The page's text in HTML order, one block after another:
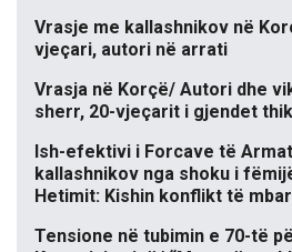
Vrasje me kallashnikov në
vjeçari, autori në arrati
Vrasja në Korçë/ Autori dhe
sherr, 20-vjeçarit i gjendet
Ish-efektivi i Forcave të
kallashnikov nga shoku i
Hetimit: Kishin konflikt të
Tensione në tubimin e 70-të